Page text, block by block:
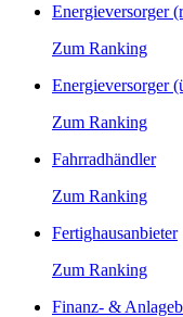
Energieversorger
Zum Ranking
Energieversorger
Zum Ranking
Fahrradhändler
Zum Ranking
Fertighausanbieter
Zum Ranking
Finanz- &